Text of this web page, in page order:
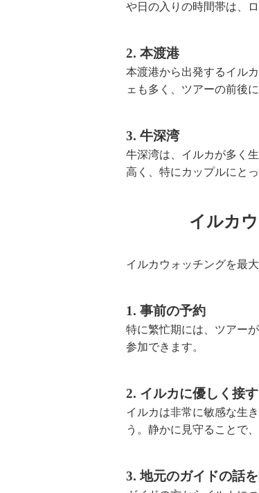
や日の入りの時間帯は、
2. 本渡港
本渡港から出発するイル
ェも多く、ツアーの前後
3. 牛深湾
牛深湾は、イルカが多く
高く、特にカップルにと
イルカ
イルカウォッチングを最
1. 事前の予約
特に繁忙期には、ツアー
参加できます。
2. イルカに優しく接
イルカは非常に敏感な生
う。静かに見守ることで
3. 地元のガイドの話を